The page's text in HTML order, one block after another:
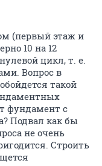
(первый этаж и
10 на 12
цикл, т. е.
Вопрос в
такой
фундамент с
Подвал как бы
не очень
Строить